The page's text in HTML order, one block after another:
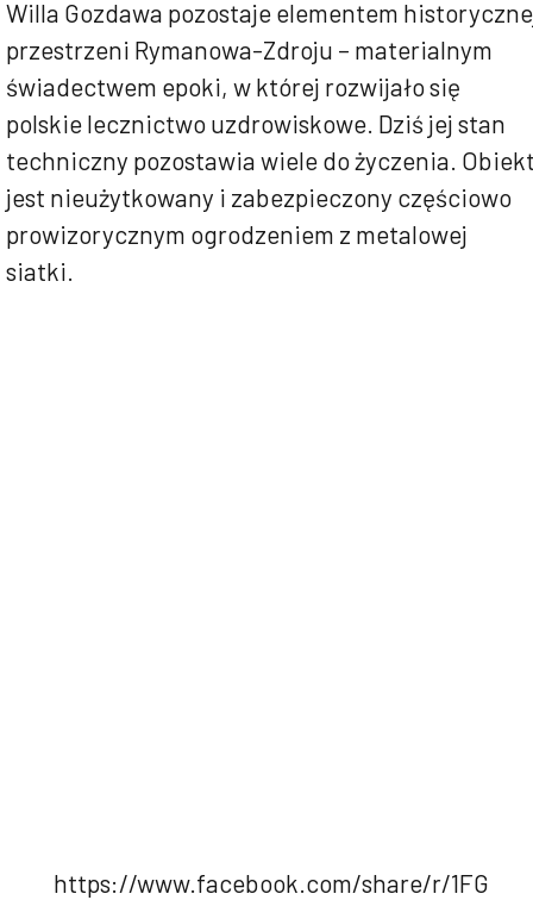
Willa Gozdawa pozostaje elementem
przestrzeni Rymanowa-Zdroju – materialnym
świadectwem epoki, w której rozwijało się
polskie lecznictwo uzdrowiskowe. Dziś jej stan
techniczny pozostawia wiele do życzenia.
jest nieużytkowany i zabezpieczony częściowo
prowizorycznym ogrodzeniem z metalowej
siatki.
https://www.facebook.com/share/r/1FG